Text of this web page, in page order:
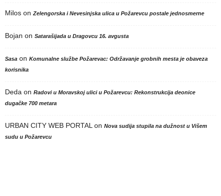
Milos on Zelengorska i Nevesinjska ulica u Požarevcu postale jednosmerne
Bojan on Satarašijada u Dragovcu 16. avgusta
Sasa on Komunalne službe Požarevac: Održavanje grobnih mesta je obaveza
korisnika
Deda on Radovi u Moravskoj ulici u Požarevcu: Rekonstrukcija deonice
dugačke 700 metara
URBAN CITY WEB PORTAL on Nova sudija stupila na dužnost u Višem
sudu u Požarevcu